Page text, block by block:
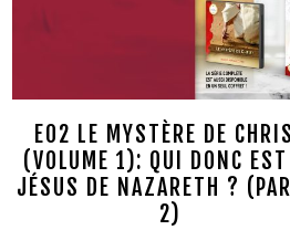
E02 LE MYSTÈRE DE
(VOLUME 1): QUI DONC EST
JÉSUS DE NAZARETH ?
2)